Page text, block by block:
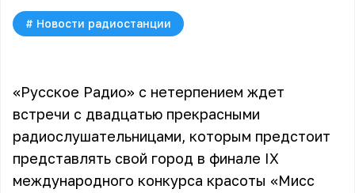
# Новости радиостанции
«Русское Радио» с нетерпением ждет
встречи с двадцатью прекрасными
радиослушательницами, которым предстоит
представлять свой город в финале IX
международного конкурса красоты «Мисс